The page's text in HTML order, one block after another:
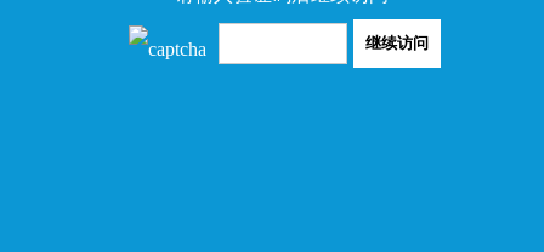
继续访问